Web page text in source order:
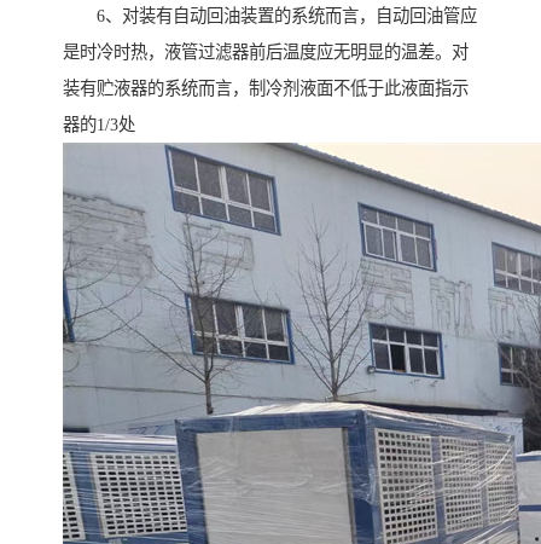
6、对装有自动回油装置的系统而言，自动回油管应
是时冷时热，液管过滤器前后温度应无明显的温差。对
装有贮液器的系统而言，制冷剂液面不低于此液面指示
器的1/3处